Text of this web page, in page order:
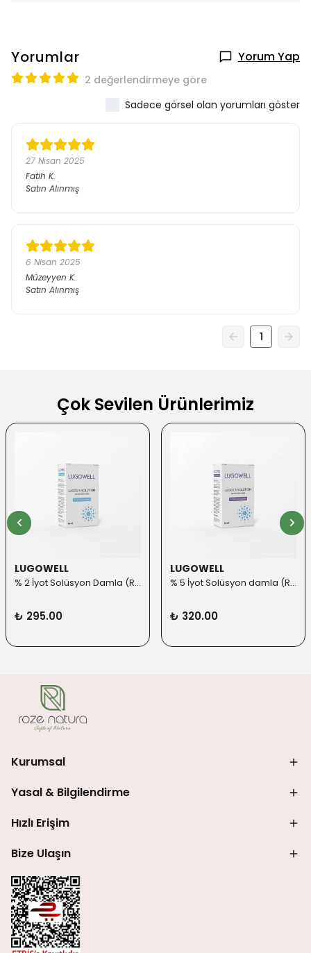
Yorumlar Yorum Yap
2 değerlendirmeye göre
Sadece görsel olan yorumları göster
27 Nisan 2025
Fatih K.
Satın Alınmış
6 Nisan 2025
Müzeyyen K.
Satın Alınmış
1
Çok Sevilen Ürünlerimiz
LUGOWELL
% 2 İyot Solüsyon Damla (Roll-on Başlık ilaveli)
₺ 295.00
LUGOWELL
% 5 İyot Solüsyon damla (Roll-on Başlık ilaveli)
₺ 320.00
Kurumsal
Yasal & Bilgilendirme
Hızlı Erişim
Bize Ulaşın